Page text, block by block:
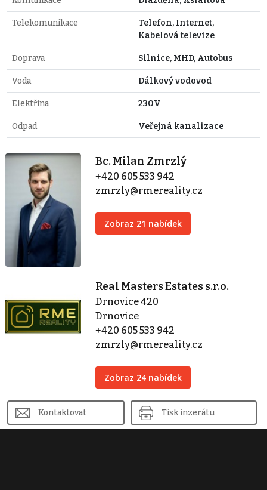
Telekomunikace
Telefon, Internet,
Kabelová televize
Doprava Silnice, MHD, Autobus
Voda Dálkový vodovod
Elektřina 230V
Odpad Veřejná kanalizace
Bc. Milan Zmrzlý
+420 605 533 942
zmrzly@rmereality.cz
Zobraz 21 nabídek
Real Masters Estates s.r.o.
Drnovice 420
Drnovice
+420 605 533 942
zmrzly@rmereality.cz
Zobraz 24 nabídek
Kontaktovat Tisk inzerátu